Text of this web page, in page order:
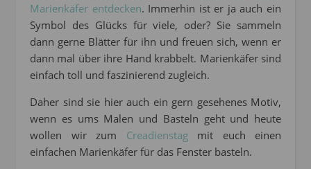
Marienkäfer entdecken. Immerhin ist er ja auch ein
Symbol des Glücks für viele, oder? Sie sammeln
dann gerne Blätter für ihn und freuen sich, wenn er
dann mal über ihre Hand krabbelt. Marienkäfer sind
einfach toll und faszinierend zugleich.
Daher sind sie hier auch ein gern gesehenes Motiv,
wenn es ums Malen und Basteln geht und heute
wollen wir zum Creadienstagmit euch einen
einfachen Marienkäfer für das Fenster basteln.